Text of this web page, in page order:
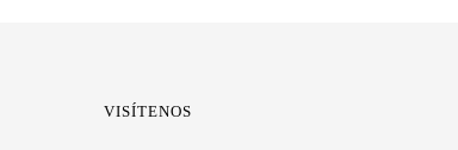
VISÍTENOS